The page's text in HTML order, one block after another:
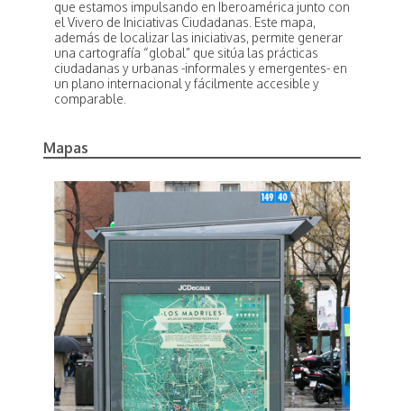
que estamos impulsando en Iberoamérica junto con
el Vivero de Iniciativas Ciudadanas. Este mapa,
además de localizar las iniciativas, permite generar
una cartografía “global” que sitúa las prácticas
ciudadanas y urbanas -informales y emergentes- en
un plano internacional y fácilmente accesible y
comparable.
Mapas